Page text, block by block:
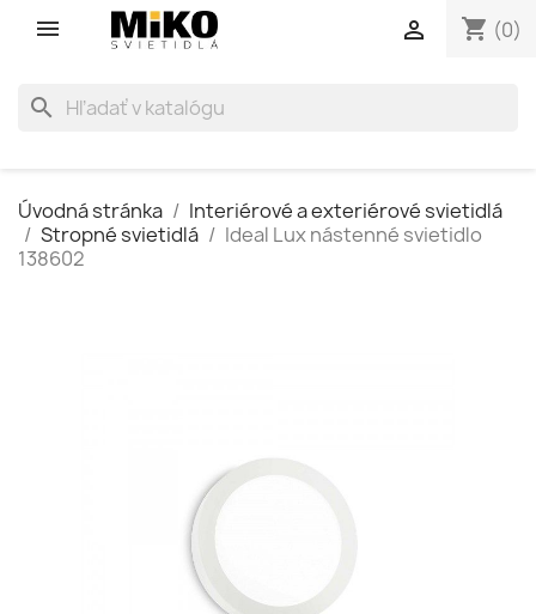
shopping_cart (0)

search
Úvodná stránka
Interiérové a exteriérové svietidlá
Stropné svietidlá
Ideal Lux nástenné svietidlo
138602